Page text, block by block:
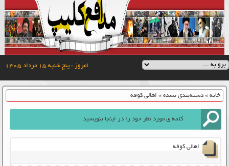
امروز : پنج شنبه ۱۵ مرداد ۱۴۰۵
خانه» دسته‌بندی نشده» اهالی کوفه
اهالی کوفه